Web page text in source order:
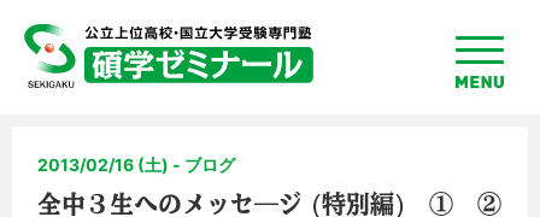
toggle
menu
2013/02/16 (土) - ブログ
全中３生へのメッセ―ジ (特別編) ① ②